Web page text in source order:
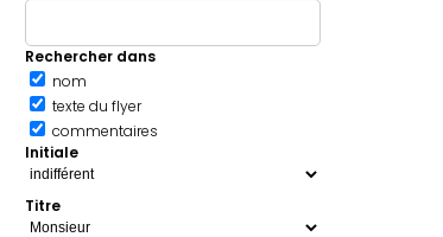
Rechercher dans
nom
texte du flyer
commentaires
Initiale
Titre